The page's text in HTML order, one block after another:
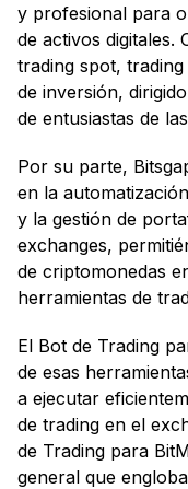
y profesional para
de activos digitales.
trading spot,
de inversión,
de entusiastas de
Por su parte,
en la
y la gestión de
exchanges,
de criptomonedas
herramientas de
El Bot de Trading
de esas
a ejecutar
de trading en el
de Trading para
general que